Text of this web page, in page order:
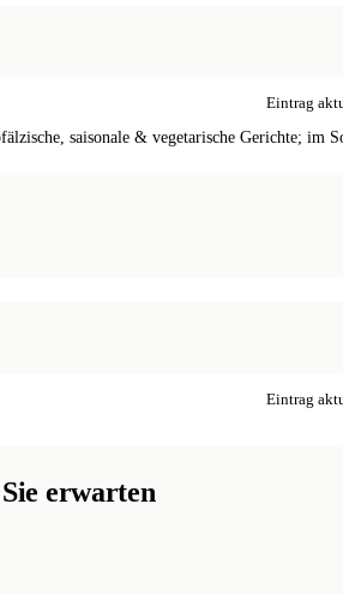
Eintrag
saisonale & vegetarische Gerichte; im
Eintrag
erwarten